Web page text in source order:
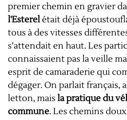
premier chemin en gravier
l'Esterelétait déjà
tous à des vitesses
s’attendait en haut. Les
connaissaient pas la veille
esprit de camaraderie qui
dégager. On parlait français,
letton, mais la pratique du
commune. Les chemins